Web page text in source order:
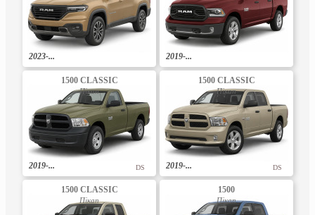
2023-... 2019-...
1500 CLASSIC
Пікап
2019-... DS
1500 CLASSIC
Пікап
2019-... DS
1500 CLASSIC
Пікап
1500
Пікап